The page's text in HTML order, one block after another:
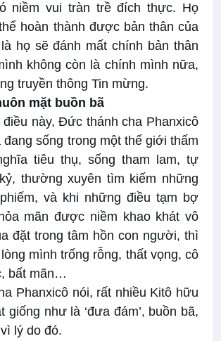
niềm vui tràn trề đích thực. Họ
hoàn thành được bản thân của
họ sẽ đánh mất chính bản thân
không còn là chính mình nữa,
truyền thông Tin mừng.
mặt buồn bã
này, Đức thánh cha Phanxicô
đang sống trong một thế giới thấm
tiêu thụ, sống tham lam, tự
thường xuyên tìm kiếm những
và khi những điều tạm bợ
mãn được niềm khao khát vô
đặt trong tâm hồn con người, thì
mình trống rỗng, thất vọng, cô
bất mãn…
Phanxicô nói, rất nhiều Kitô hữu
giống như là ‘đưa đám’, buồn bã,
lý do đó.